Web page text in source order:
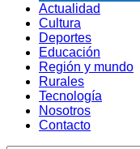
Actualidad
Cultura
Deportes
Educación
Región y mundo
Rurales
Tecnología
Nosotros
Contacto